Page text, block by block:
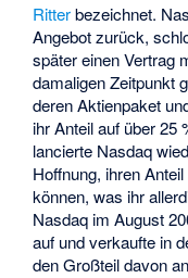
Ritterbezeichnet.
Angebot zurück,
später einen Vertrag
damaligen Zeitpunkt
deren Aktienpaket
ihr Anteil auf über 25
lancierte Nasdaq
Hoffnung, ihren
können, was ihr
Nasdaq im August
auf und verkaufte in
den Großteil davon